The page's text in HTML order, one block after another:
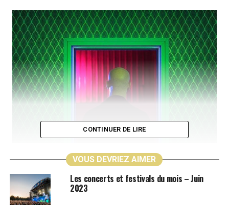
CONTINUER DE LIRE
VOUS DEVRIEZ AIMER
Les concerts et festivals du mois – Juin
2023